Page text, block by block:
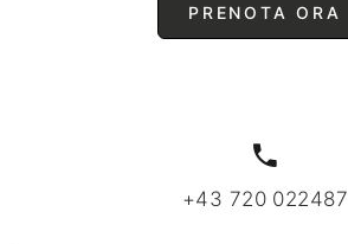
PRENOTA ORA
+43 720 022487